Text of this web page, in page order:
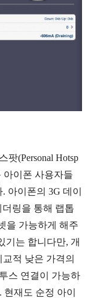
팟(Personal Hotsp
아이폰 사용자들
아이폰의 3G 데이
링을 통해 랩톱
을 가능하게 해주
기는 합니다만, 개
적 낮은 가격의
스 연결이 가능하
재도 순정 아이